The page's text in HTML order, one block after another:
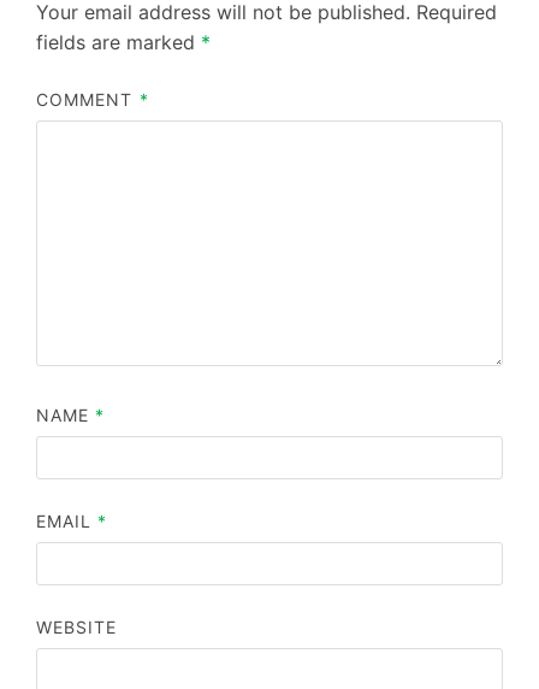
Your email address will not be published. Required
fields are marked *
COMMENT *
NAME *
EMAIL *
WEBSITE